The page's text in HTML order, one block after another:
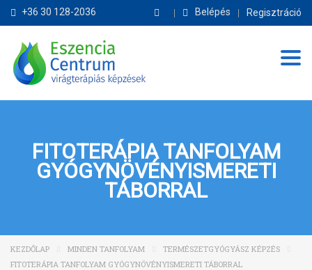
Belépés Regisztráció
+36 30 128-2036
FITOTERÁPIA TANFOLYAM
GYÓGYNÖVÉNYISMERETI
TÁBORRAL
KEZDŐLAP MINDEN TANFOLYAM
TERMÉSZETGYÓGYÁSZ KÉPZÉS
FITOTERÁPIA TANFOLYAM GYÓGYNÖVÉNYISMERETI TÁBORRAL